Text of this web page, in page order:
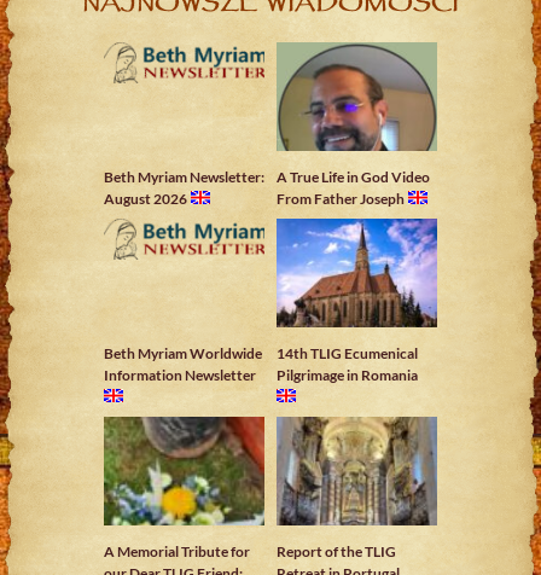
Beth Myriam Newsletter:
August 2026
A True Life in God Video
From Father Joseph
Beth Myriam Worldwide
Information Newsletter
14th TLIG Ecumenical
Pilgrimage in Romania
A Memorial Tribute for
Report of the TLIG